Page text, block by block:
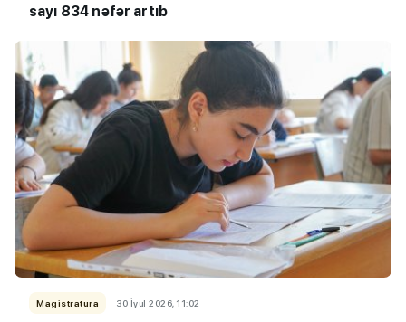
sayı 834 nəfər artıb
Magistratura 30 İyul 2026, 11:02